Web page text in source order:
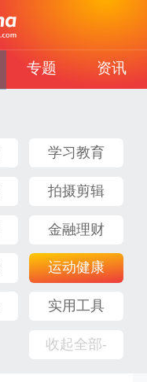
专题 资讯
学习教育
拍摄剪辑
金融理财
运动健康
实用工具
收起全部-